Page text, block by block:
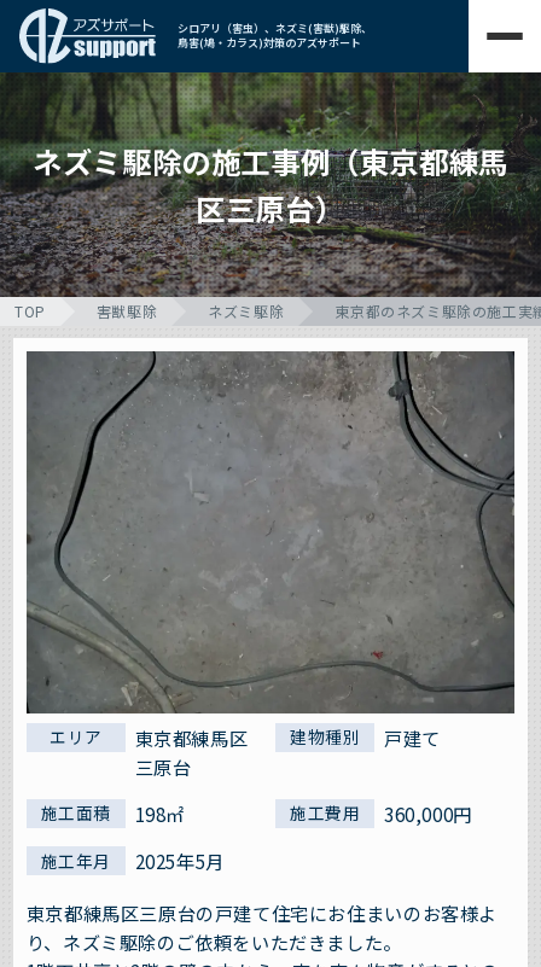
シロアリ（害虫）、ネズミ(害獣)駆除、
鳥害(鳩・カラス)対策のアズサポート
ネズミ駆除の施工事例（東京都練馬
区三原台）
TOP 害獣駆除 ネズミ駆除 東京都のネズミ駆除の施工実
エリア
東京都練馬区
三原台
建物種別 戸建て
施工面積 198㎡ 施工費用 360,000円
施工年月
2025年5月
東京都練馬区三原台の戸建て住宅にお住まいのお客様よ
り、ネズミ駆除のご依頼をいただきました。